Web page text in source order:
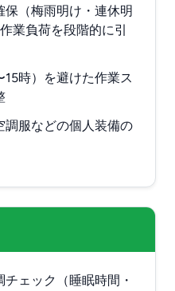
保（梅雨明け・連休明
業負荷を段階的に引
15時）を避けた作業ス
調服などの個人装備の
ェック（睡眠時間・